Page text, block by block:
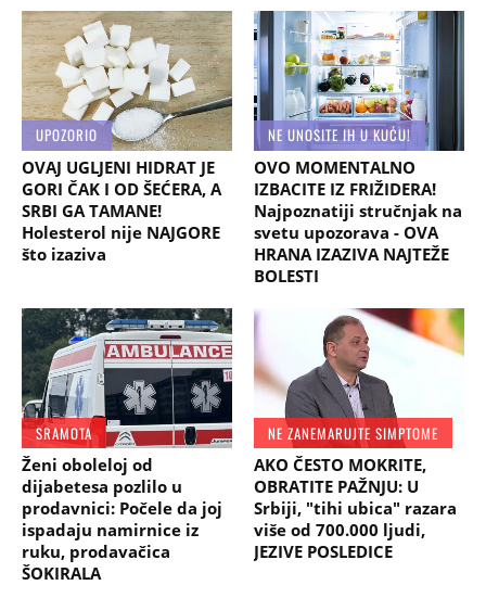
UPOZORIO
OVAJ UGLJENI HIDRAT JE
GORI ČAK I OD ŠEĆERA, A
SRBI GA TAMANE!
Holesterol nije NAJGORE
što izaziva
NE UNOSITE IH U KUĆU!
OVO MOMENTALNO
IZBACITE IZ FRIŽIDERA!
Najpoznatiji stručnjak na
svetu upozorava - OVA
HRANA IZAZIVA NAJTEŽE
BOLESTI
SRAMOTA
Ženi oboleloj od
dijabetesa pozlilo u
prodavnici: Počele da joj
ispadaju namirnice iz
ruku, prodavačica
ŠOKIRALA
NE ZANEMARUJTE SIMPTOME
AKO ČESTO MOKRITE,
OBRATITE PAŽNJU: U
Srbiji, "tihi ubica" razara
više od 700.000 ljudi,
JEZIVE POSLEDICE